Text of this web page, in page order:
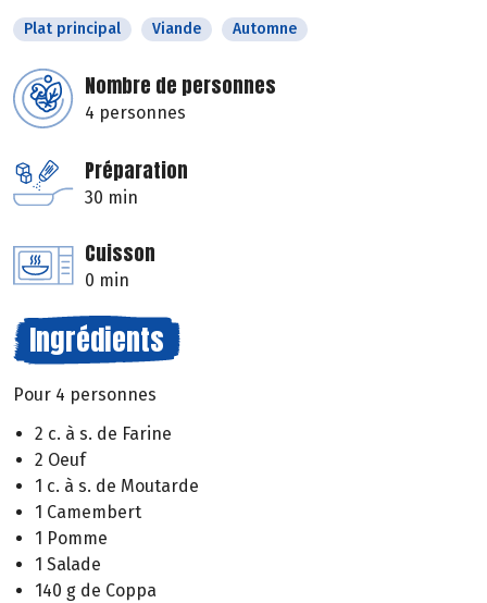
Plat principal Viande Automne
Nombre de personnes
4 personnes
Préparation
30 min
Cuisson
0 min
Ingrédients
Pour 4 personnes
2 c. à s. de Farine
2 Oeuf
1 c. à s. de Moutarde
1 Camembert
1 Pomme
1 Salade
140 g de Coppa